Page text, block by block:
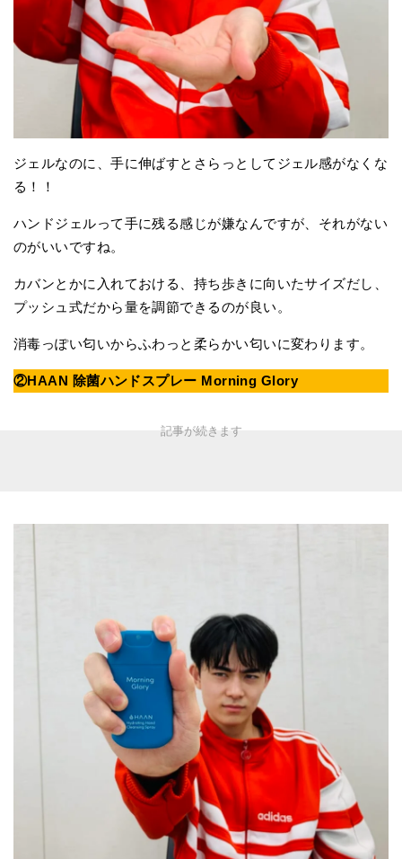
ジェルなのに、手に伸ばすとさらっとしてジェル感がなくな
る！！
ハンドジェルって手に残る感じが嫌なんですが、それがない
のがいいですね。
カバンとかに入れておける、持ち歩きに向いたサイズだし、
プッシュ式だから量を調節できるのが良い。
消毒っぽい匂いからふわっと柔らかい匂いに変わります。
②HAAN 除菌ハンドスプレー Morning Glory